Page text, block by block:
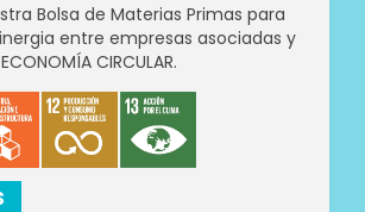
Bolsa de Materias Primas para
entre empresas asociadas y
CIRCULAR.